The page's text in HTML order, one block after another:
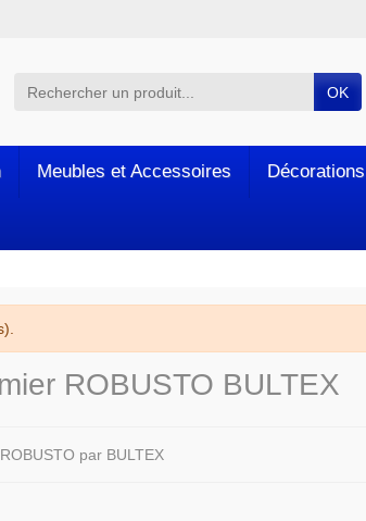
OK
Meubles et Accessoires Décorations
ROBUSTO BULTEX
par BULTEX